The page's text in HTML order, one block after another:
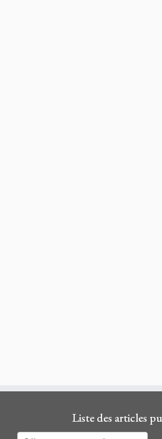
Liste des articles